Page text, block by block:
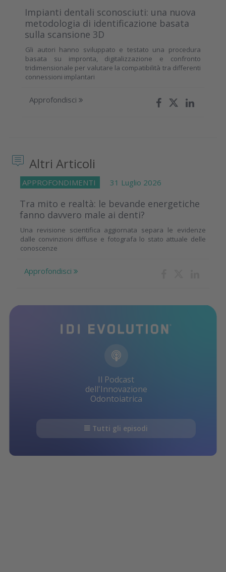
Impianti dentali sconosciuti: una nuova
metodologia di identificazione basata
sulla scansione 3D
Gli autori hanno sviluppato e testato una procedura
basata su impronta, digitalizzazione e confronto
tridimensionale per valutare la compatibilità tra differenti
connessioni implantari
Approfondisci
Altri Articoli
APPROFONDIMENTI 31 Luglio 2026
Tra mito e realtà: le bevande energetiche
fanno davvero male ai denti?
Una revisione scientifica aggiornata separa le evidenze
dalle convinzioni diffuse e fotografa lo stato attuale delle
conoscenze
Approfondisci
Il Podcast
dell'Innovazione
Odontoiatrica
Tutti gli episodi